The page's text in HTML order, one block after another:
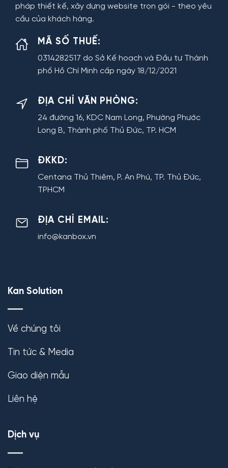
pháp thiết kế, xây dựng website trọn gói - theo yêu
cầu của khách hàng.
MÃ SỐ THUẾ:
0314282517 do Sở Kế hoạch và Đầu tư Thành
phố Hồ Chí Minh cấp ngày 18/12/2021
ĐỊA CHỈ VĂN PHÒNG:
24 đường 16, KDC Nam Long, Phường Phước
Long B, Thành phố Thủ Đức, TP. HCM
ĐKKD:
Centana Thủ Thiêm, P. An Phú, TP. Thủ Đức,
TPHCM
ĐỊA CHỈ EMAIL:
info@kanbox.vn
Kan Solution
Về chúng tôi
Tin tức & Media
Giao diện mẫu
Liên hệ
Dịch vụ